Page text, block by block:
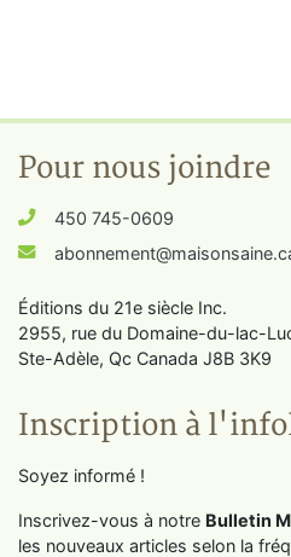
Pour nous joindre
450 745-0609
Éditions du 21e siècle Inc.
2955, rue du Domaine-du-lac-
Ste-Adèle, Qc Canada J8B 3K9
Inscription à
Soyez informé !
Inscrivez-vous à notre Bulletin
les nouveaux articles selon la